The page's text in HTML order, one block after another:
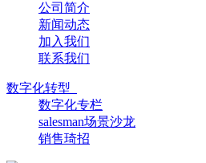
公司简介
新闻动态
加入我们
联系我们
数字化转型
数字化专栏
salesman场景沙龙
销售琦招